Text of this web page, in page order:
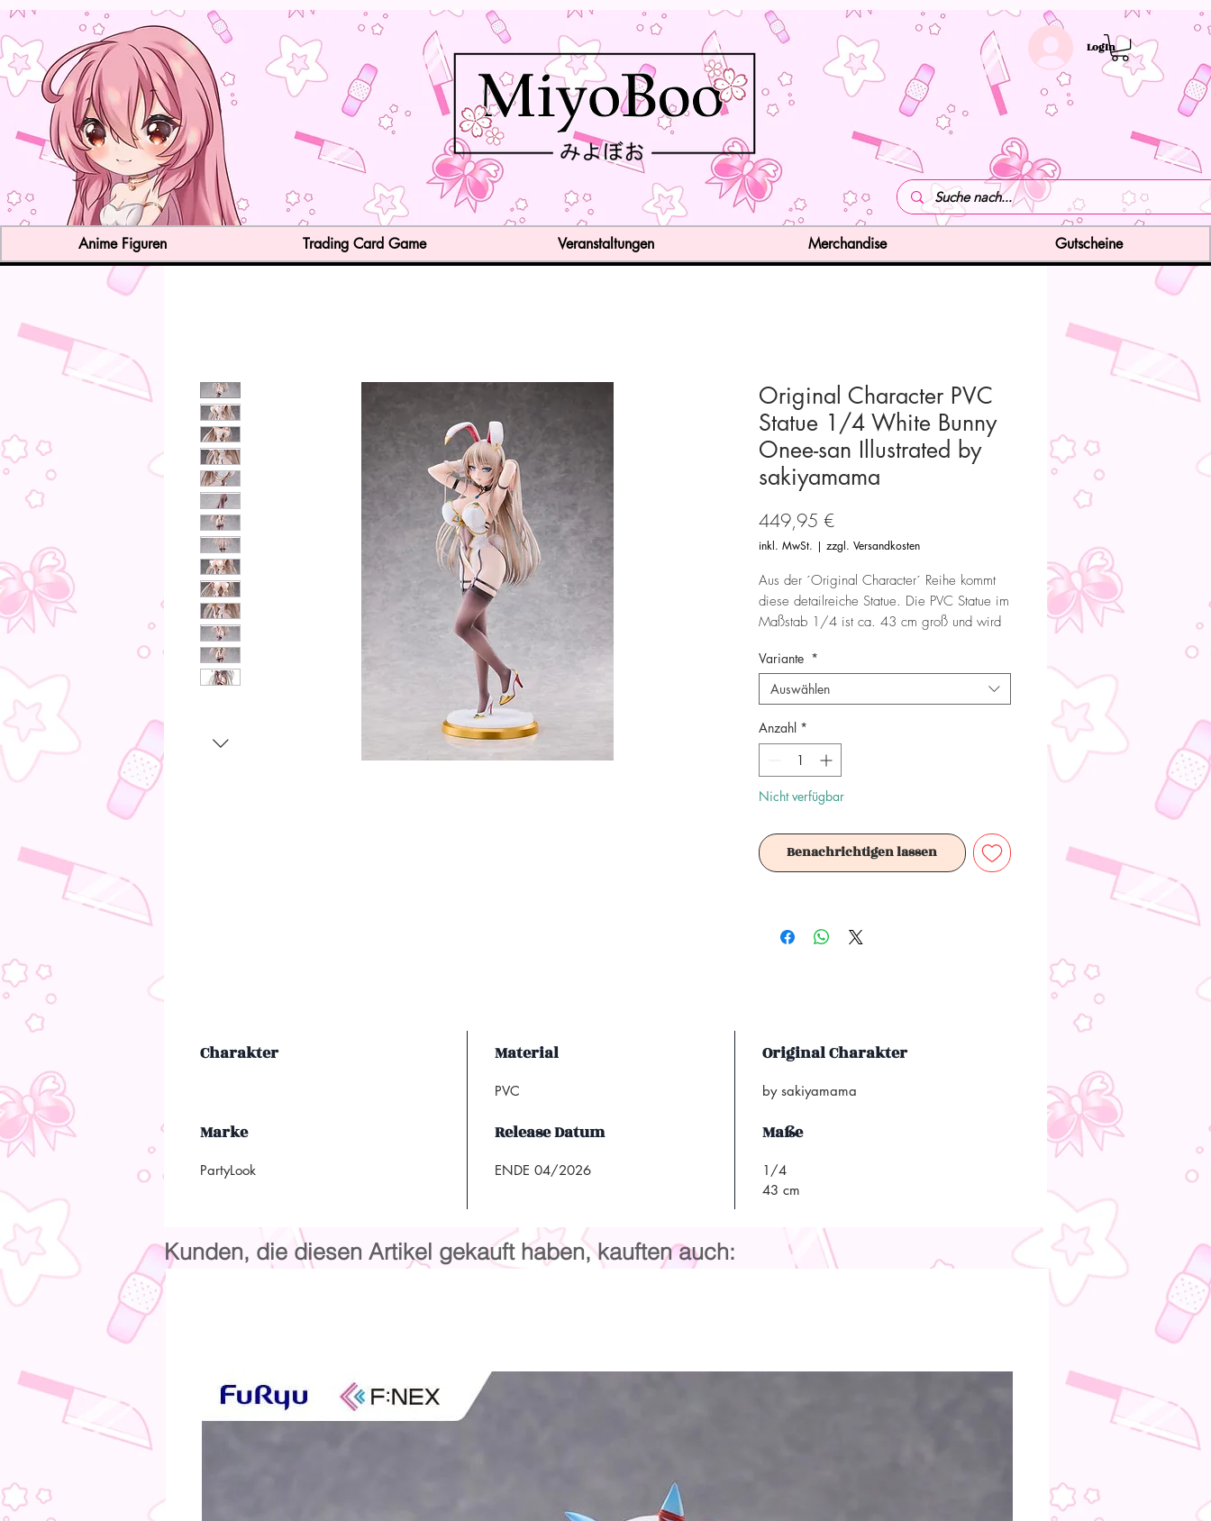
LogIn
Original Character PVC
Statue 1/4 White Bunny
Onee-san Illustrated by
sakiyamama
449,95 €Preis
inkl. MwSt. | zzgl. Versandkosten
Aus der ´Original Character´ Reihe kommt
diese detailreiche Statue. Die PVC Statue im
Maßstab 1/4 ist ca. 43 cm groß und wird
Standart:
- 1 x Genga Shikishi (A5)
Deluxe:
- 1 x Genga Wallscroll (300*600mm)
Achtung! Dieses Produkt ist kein Spielzeug.
Es ist für Sammler ab 15+ Jahren geeignet.
Variante *
Auswählen
Anzahl *
Nicht verfügbar
Benachrichtigen lassen
Charakter Material
PVC
Original Charakter
by sakiyamama
Marke
PartyLook
Release Datum
ENDE 04/2026
Maße
1/4
43 cm
Kunden, die diesen Artikel gekauft haben, kauften auch:
Anime Figuren Trading Card Game Veranstaltungen Merchandise Gutscheine